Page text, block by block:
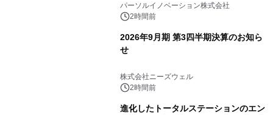
パーソルイノベーション株式会社
2時間前
2026年9月期 第3四半期決算のお知ら
せ
株式会社ニーズウェル
2時間前
進化したトータルステーションのエン